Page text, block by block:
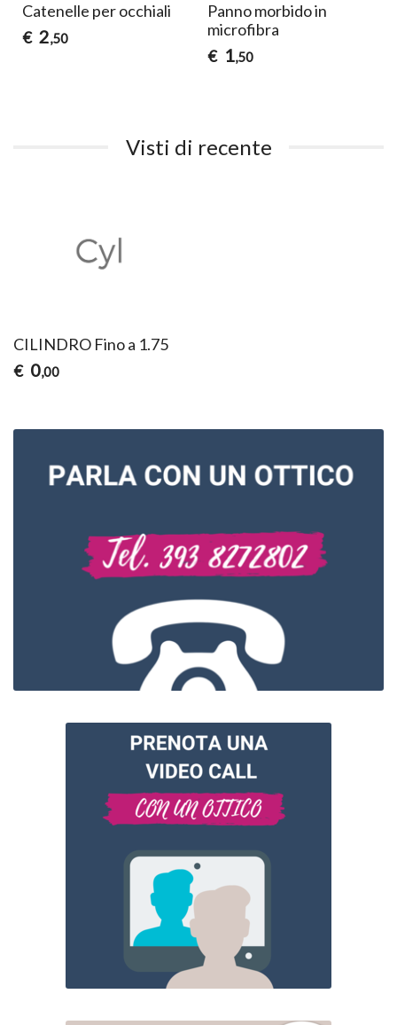
Catenelle per occhiali
€ 2,50
Panno morbido in
microfibra
€ 1,50
Visti di recente
CILINDRO Fino a 1.75
€ 0,00